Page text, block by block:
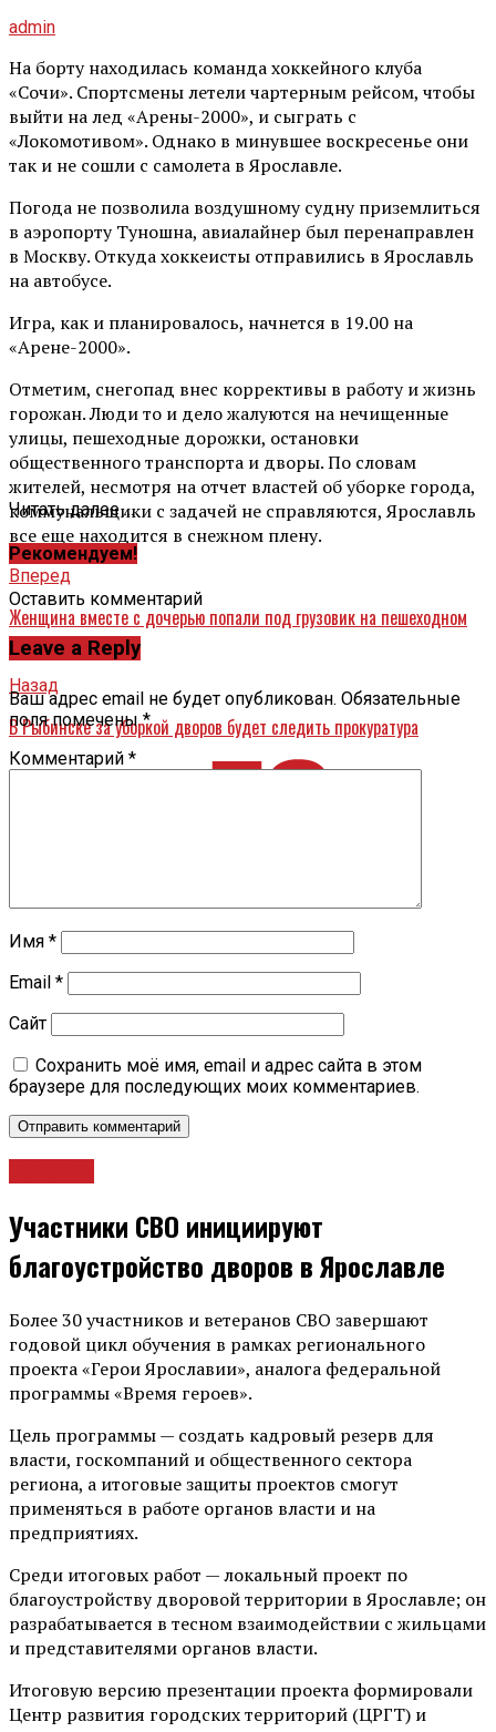
admin
На борту находилась команда хоккейного клуба
«Сочи». Спортсмены летели чартерным рейсом, чтобы
выйти на лед «Арены-2000», и сыграть с
«Локомотивом». Однако в минувшее воскресенье они
так и не сошли с самолета в Ярославле.
Погода не позволила воздушному судну приземлиться
в аэропорту Туношна, авиалайнер был перенаправлен
в Москву. Откуда хоккеисты отправились в Ярославль
на автобусе.
Игра, как и планировалось, начнется в 19.00 на
«Арене-2000».
Отметим, снегопад внес коррективы в работу и жизнь
горожан. Люди то и дело жалуются на нечищенные
улицы, пешеходные дорожки, остановки
общественного транспорта и дворы. По словам
жителей, несмотря на отчет властей об уборке города,
коммунальщики с задачей не справляются, Ярославль
все еще находится в снежном плену.
Вперед
Женщина вместе с дочерью попали под грузовик на пешеходном
переходе
Назад
В Рыбинске за уборкой дворов будет следить прокуратура
Читать далее ...
Рекомендуем!
Оставить комментарий
Leave a Reply
Ваш адрес email не будет опубликован. Обязательные
поля помечены*
Комментарий *
Имя *
Email *
Сайт
Сохранить моё имя, email и адрес сайта в этом
браузере для последующих моих комментариев.
Участники СВО инициируют
благоустройство дворов в Ярославле
Более 30 участников и ветеранов СВО завершают
годовой цикл обучения в рамках регионального
проекта «Герои Ярославии», аналога федеральной
программы «Время героев».
Цель программы — создать кадровый резерв для
власти, госкомпаний и общественного сектора
региона, а итоговые защиты проектов смогут
применяться в работе органов власти и на
предприятиях.
Среди итоговых работ — локальный проект по
благоустройству дворовой территории в Ярославле; он
разрабатывается в тесном взаимодействии с жильцами
и представителями органов власти.
Итоговую версию презентации проекта формировали
Центр развития городских территорий (ЦРГТ) и